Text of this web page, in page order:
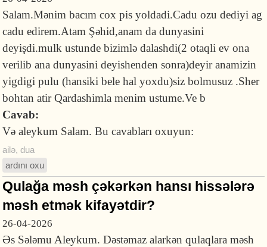
Salam.Mənim bacım cox pis yoldadi.Cadu ozu dediyi ag
cadu edirem.Atam Şəhid,anam da dunyasini
deyişdi.mulk ustunde bizimlə dalashdi(2 otaqli ev ona
verilib ana dunyasini deyishenden sonra)deyir anamizin
yigdigi pulu (hansiki bele hal yoxdu)siz bolmusuz .Sher
bohtan atir Qardashimla menim ustume.Ve b
Cavab:
Və aleykum Salam. Bu cavabları oxuyun:
ailə,dua
ardını oxu
Qulağa məsh çəkərkən hansı hissələrə
məsh etmək kifayətdir?
26-04-2026
Əs Sələmu Aleykum. Dəstəmaz alarkən qulaqlara məsh